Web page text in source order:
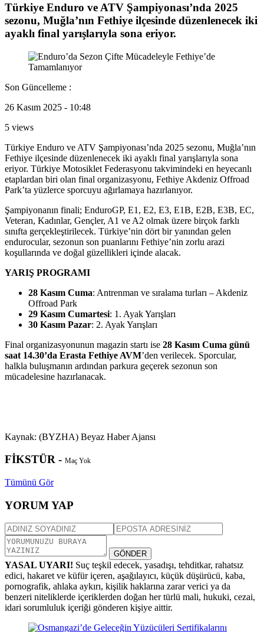
Türkiye Enduro ve ATV Şampiyonası’nda 2025
sezonu, Muğla’nın Fethiye ilçesinde düzenlenecek iki
ayaklı final yarışlarıyla sona eriyor.
Son Güncelleme :
26 Kasım 2025 - 10:48
5 views
Türkiye Enduro ve ATV Şampiyonası’nda 2025 sezonu, Muğla’nın
Fethiye ilçesinde düzenlenecek iki ayaklı final yarışlarıyla sona
eriyor. Türkiye Motosiklet Federasyonu takvimindeki en heyecanlı
etaplardan biri olan final organizasyonu, Fethiye Akdeniz Offroad
Park’ta yüzlerce sporcuyu ağırlamaya hazırlanıyor.
Şampiyonanın finali; EnduroGP, E1, E2, E3, E1B, E2B, E3B, EC,
Veteran, Kadınlar, Gençler, A1 ve A2 olmak üzere birçok farklı
sınıfta gerçekleştirilecek. Türkiye’nin dört bir yanından gelen
endurocular, sezonun son puanlarını Fethiye’nin zorlu arazi
koşullarında ve doğal güzellikleri içinde alacak.
YARIŞ PROGRAMI
28 Kasım Cuma: Antrenman ve sıralama turları – Akdeniz
Offroad Park
29 Kasım Cumartesi: 1. Ayak Yarışları
30 Kasım Pazar: 2. Ayak Yarışları
Final organizasyonunun magazin startı ise 28 Kasım Cuma günü
saat 14.30’da Erasta Fethiye AVM’den verilecek. Sporcular,
halkla buluşmanın ardından parkura geçerek sezonun son
mücadelesine hazırlanacak.
Kaynak: (BYZHA) Beyaz Haber Ajansı
FİKSTÜR - Maç Yok
Tümünü Gör
YORUM YAP
GÖNDER
YASAL UYARI! Suç teşkil edecek, yasadışı, tehditkar, rahatsız
edici, hakaret ve küfür içeren, aşağılayıcı, küçük düşürücü, kaba,
pornografik, ahlaka aykırı, kişilik haklarına zarar verici ya da
benzeri niteliklerde içeriklerden doğan her türlü mali, hukuki, cezai,
idari sorumluluk içeriği gönderen kişiye aittir.